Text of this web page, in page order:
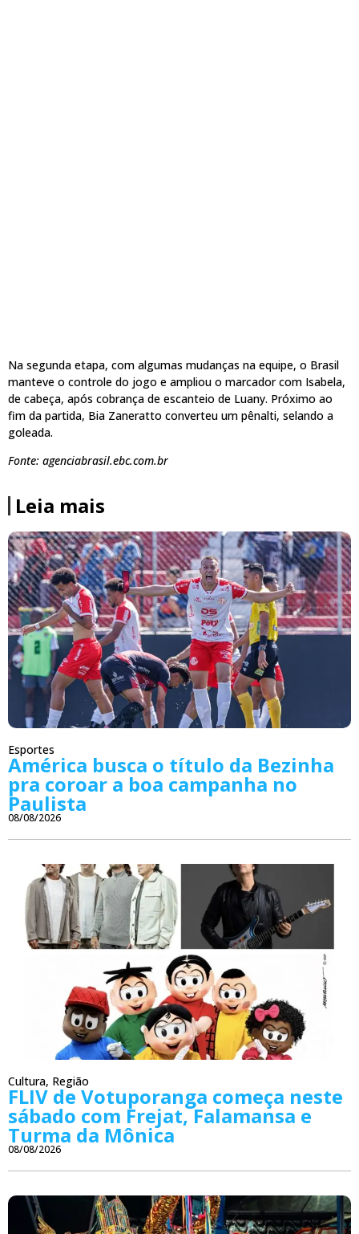
Na segunda etapa, com algumas mudanças na equipe, o Brasil
manteve o controle do jogo e ampliou o marcador com Isabela,
de cabeça, após cobrança de escanteio de Luany. Próximo ao
fim da partida, Bia Zaneratto converteu um pênalti, selando a
goleada.
Fonte: agenciabrasil.ebc.com.br
Leia mais
Esportes
América busca o título da Bezinha
pra coroar a boa campanha no
Paulista
08/08/2026
Cultura, Região
FLIV de Votuporanga começa neste
sábado com Frejat, Falamansa e
Turma da Mônica
08/08/2026